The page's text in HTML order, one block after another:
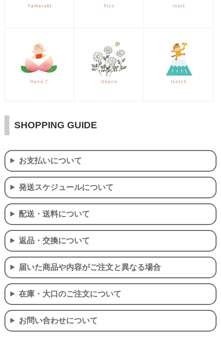
SHOPPING GUIDE
お支払いについて
発送スケジュールについて
配送・送料について
返品・交換について
届いた商品や内容がご注文と異なる場合
在庫・大口のご注文について
お問い合わせについて